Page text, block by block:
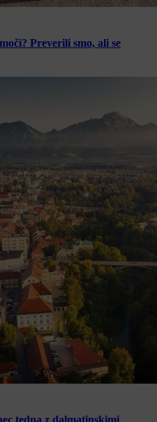
Preverili smo, ali se